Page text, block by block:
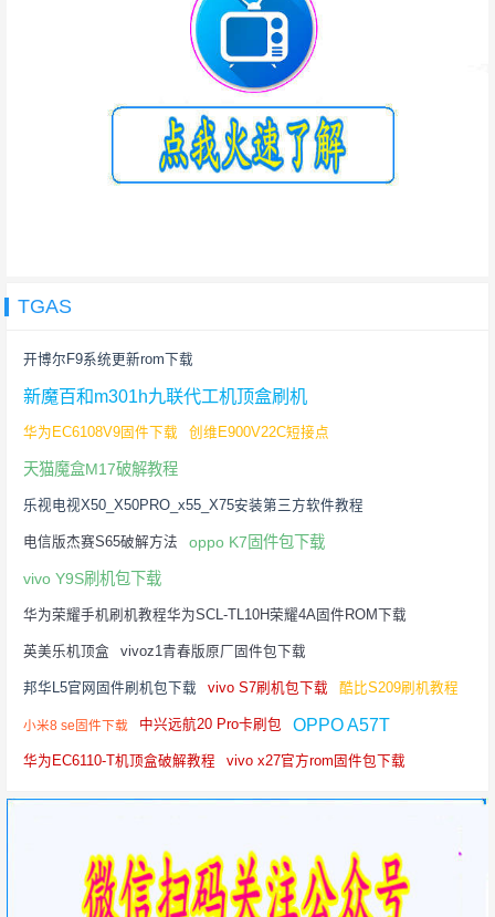
TGAS
开博尔F9系统更新rom下载
新魔百和m301h九联代工机顶盒刷机
华为EC6108V9固件下载 创维E900V22C短接点
天猫魔盒M17破解教程
乐视电视X50_X50PRO_x55_X75安装第三方软件教程
电信版杰赛S65破解方法 oppo K7固件包下载
vivo Y9S刷机包下载
华为荣耀手机刷机教程华为SCL-TL10H荣耀4A固件ROM下载
英美乐机顶盒 vivoz1青春版原厂固件包下载
邦华L5官网固件刷机包下载 vivo S7刷机包下载 酷比S209刷机教程
小米8 se固件下载 中兴远航20 Pro卡刷包 OPPO A57T
华为EC6110-T机顶盒破解教程 vivo x27官方rom固件包下载